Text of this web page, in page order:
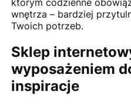
wnętrza – bardziej
Twoich potrzeb.
Sklep
wyposażeniem
inspiracje